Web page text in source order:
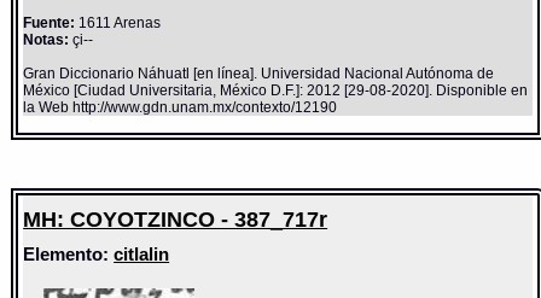
Fuente: 1611 Arenas
Notas: çi--
Gran Diccionario Náhuatl [en línea]. Universidad Nacional Autónoma de
México [Ciudad Universitaria, México D.F.]: 2012 [29-08-2020]. Disponible en
la Web http://www.gdn.unam.mx/contexto/12190
MH: COYOTZINCO - 387_717r
Elemento:citlalin